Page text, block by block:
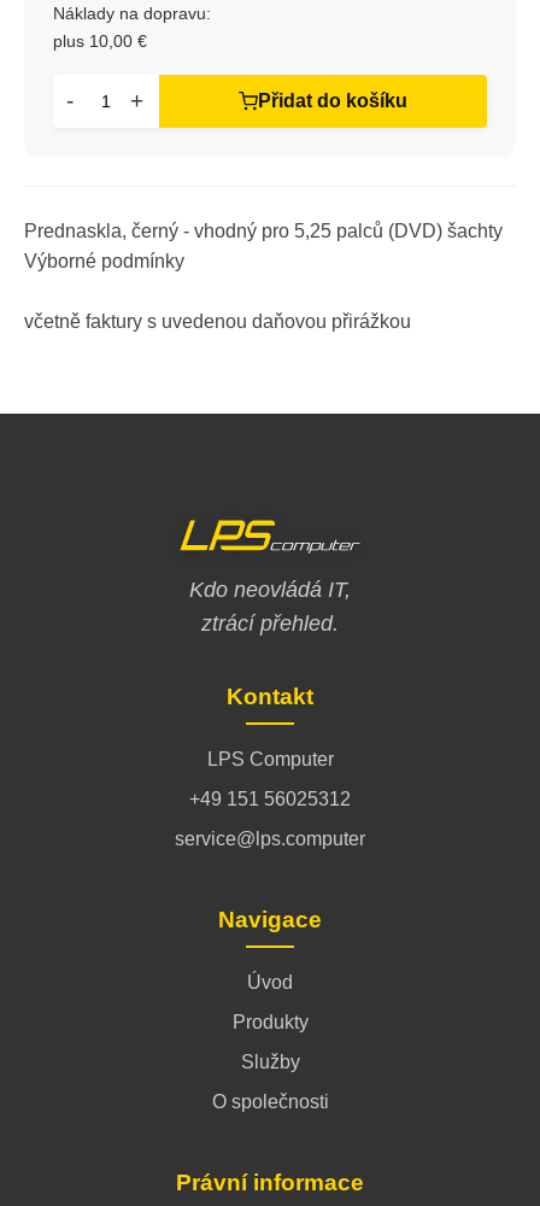
Náklady na dopravu:
plus 10,00 €
- + Přidat do košíku
Prednaskla, černý - vhodný pro 5,25 palců (DVD) šachty
Výborné podmínky
včetně faktury s uvedenou daňovou přirážkou
Kdo neovládá IT,
ztrácí přehled.
Kontakt
LPS Computer
+49 151 56025312
service@lps.computer
Navigace
Úvod
Produkty
Služby
O společnosti
Právní informace